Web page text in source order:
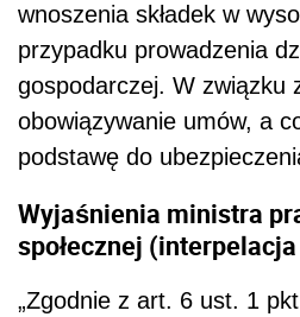
wnoszenia składek w
przypadku prowadzenia
gospodarczej. W związku
obowiązywanie umów, a
podstawę do
Wyjaśnienia ministra
społecznej
„Zgodnie z art. 6 ust. 1